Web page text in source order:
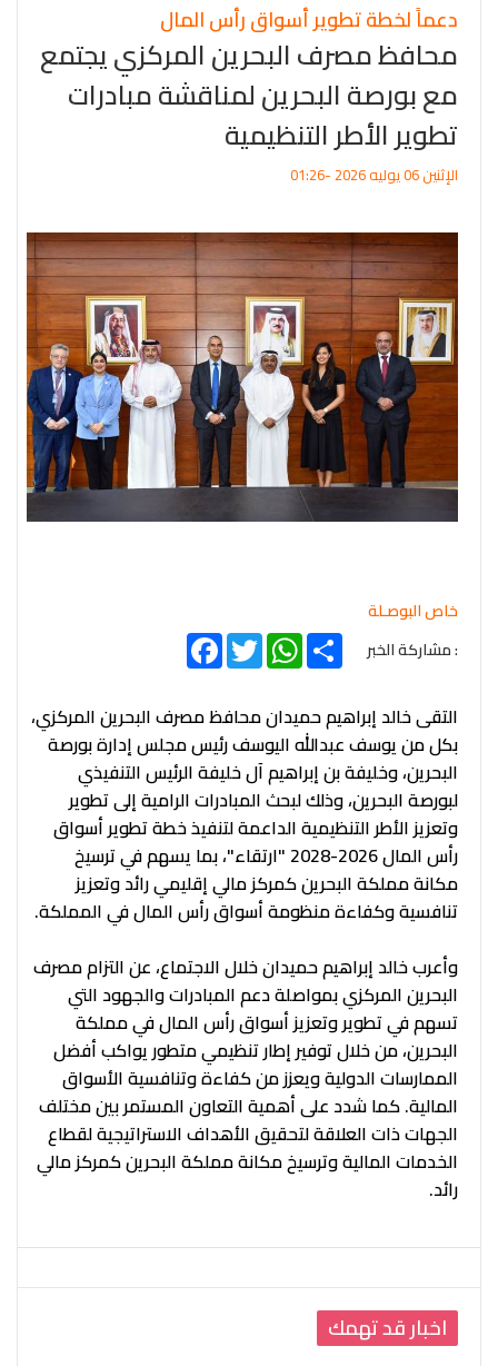
دعماً لخطة تطوير أسواق رأس المال
محافظ مصرف البحرين المركزي يجتمع
مع بورصة البحرين لمناقشة مبادرات
تطوير الأطر التنظيمية
الإثنين 06 يوليه 2026 -01:26
خاص البوصـلة
: مشاركة الخبر
FacebookTwitter
WhatsAppShare
التقى خالد إبراهيم حميدان محافظ مصرف البحرين المركزي،
بكل من يوسف عبدالله اليوسف رئيس مجلس إدارة بورصة
البحرين، وخليفة بن إبراهيم آل خليفة الرئيس التنفيذي
لبورصة البحرين، وذلك لبحث المبادرات الرامية إلى تطوير
وتعزيز الأطر التنظيمية الداعمة لتنفيذ خطة تطوير أسواق
رأس المال 2026-2028 "ارتقاء"، بما يسهم في ترسيخ
مكانة مملكة البحرين كمركز مالي إقليمي رائد وتعزيز
تنافسية وكفاءة منظومة أسواق رأس المال في المملكة.
وأعرب خالد إبراهيم حميدان خلال الاجتماع، عن التزام مصرف
البحرين المركزي بمواصلة دعم المبادرات والجهود التي
تسهم في تطوير وتعزيز أسواق رأس المال في مملكة
البحرين، من خلال توفير إطار تنظيمي متطور يواكب أفضل
الممارسات الدولية ويعزز من كفاءة وتنافسية الأسواق
المالية. كما شدد على أهمية التعاون المستمر بين مختلف
الجهات ذات العلاقة لتحقيق الأهداف الاستراتيجية لقطاع
الخدمات المالية وترسيخ مكانة مملكة البحرين كمركز مالي
رائد.
اخبار قد تهمك